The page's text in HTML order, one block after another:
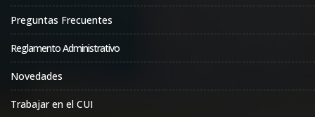
Preguntas Frecuentes
Reglamento Administrativo
Novedades
Trabajar en el CUI